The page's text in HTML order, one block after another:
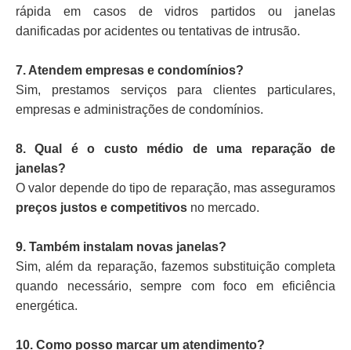
rápida em casos de vidros partidos ou janelas
danificadas por acidentes ou tentativas de intrusão.
7. Atendem empresas e condomínios?
Sim, prestamos serviços para clientes particulares,
empresas e administrações de condomínios.
8. Qual é o custo médio de uma reparação de
janelas?
O valor depende do tipo de reparação, mas asseguramos
preços justos e competitivos no mercado.
9. Também instalam novas janelas?
Sim, além da reparação, fazemos substituição completa
quando necessário, sempre com foco em eficiência
energética.
10. Como posso marcar um atendimento?